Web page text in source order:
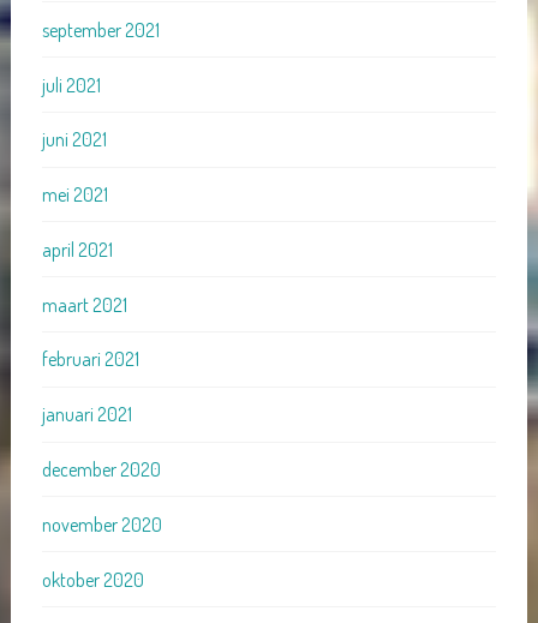
september 2021
juli 2021
juni 2021
mei 2021
april 2021
maart 2021
februari 2021
januari 2021
december 2020
november 2020
oktober 2020